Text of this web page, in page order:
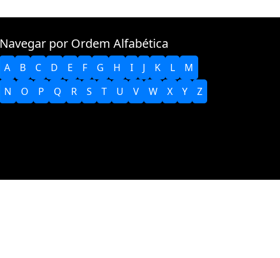
Navegar por Ordem Alfabética
A B C D E F G H I J K L
M
N
O P Q R S T U V W X Y Z